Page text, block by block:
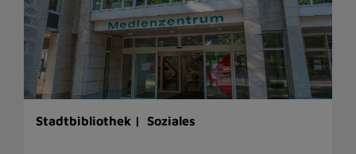
Stadtbibliothek | Soziales